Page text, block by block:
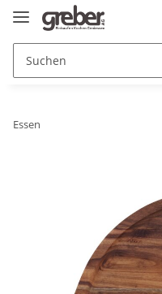
Essen